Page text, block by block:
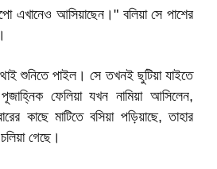
এখানেও আসিয়াছেন।" বলিয়া সে পাশের
শুনিতে পাইল। সে তখনই ছুটিয়া যাইতে
ফেলিয়া যখন নামিয়া আসিলেন,
কাছে মাটিতে বসিয়া পড়িয়াছে, তাহার
গেছে।